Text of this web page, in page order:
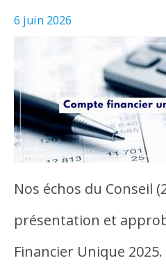
6 juin 2026
Nos échos du Conseil
présentation et
Financier Unique